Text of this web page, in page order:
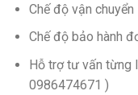
Chế độ vận
Chế độ bảo hành
Hỗ trợ tư vấn từng
0986474671 )